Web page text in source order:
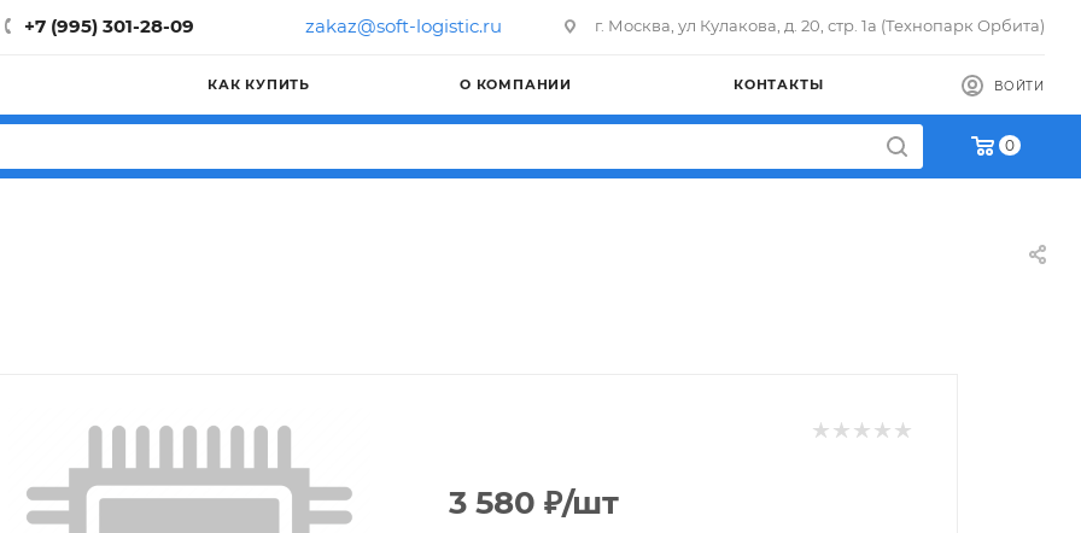
+7 (995) 301-28-09 zakaz@soft-logistic.ru г. Москва, ул Кулакова, д. 20, стр. 1а (Технопарк Орбита)
КАК КУПИТЬ О КОМПАНИИ КОНТАКТЫ ВОЙТИ
0
3 580 ₽/шт